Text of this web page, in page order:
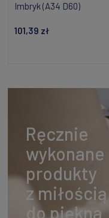
Imbryk (A34 D60)
101,39 zł
Ręcznie
wykonane
produkty
z miłością
do piękna